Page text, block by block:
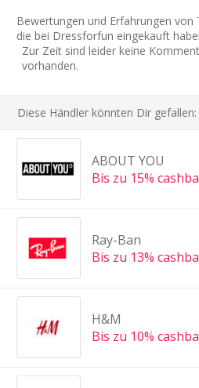
Bewertungen und Erfahrungen von
die bei Dressforfun eingekauft
Zur Zeit sind leider keine
vorhanden.
Diese Händler könnten Dir gefallen:
ABOUT YOU
Bis zu 15%
Ray-Ban
Bis zu 13%
H&M
Bis zu 10%